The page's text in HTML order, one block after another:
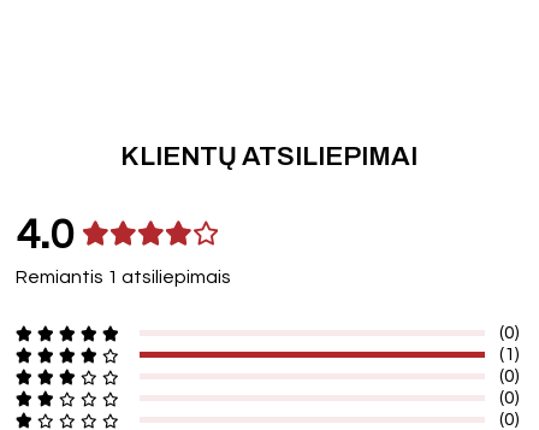
KLIENTŲ ATSILIEPIMAI
4.0
Remiantis 1 atsiliepimais
(0)
(1)
(0)
(0)
(0)